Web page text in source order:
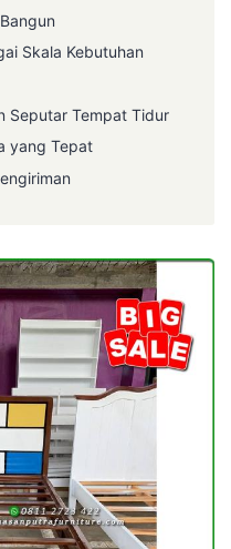
Skala Kebutuhan
Seputar Tempat Tidur
yang Tepat